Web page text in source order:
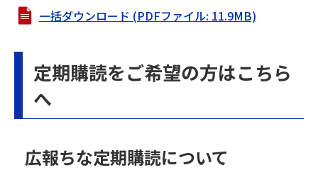
一括ダウンロード (PDFファイル: 11.9MB)
定期購読をご希望の方はこちら
へ
広報ちな定期購読について